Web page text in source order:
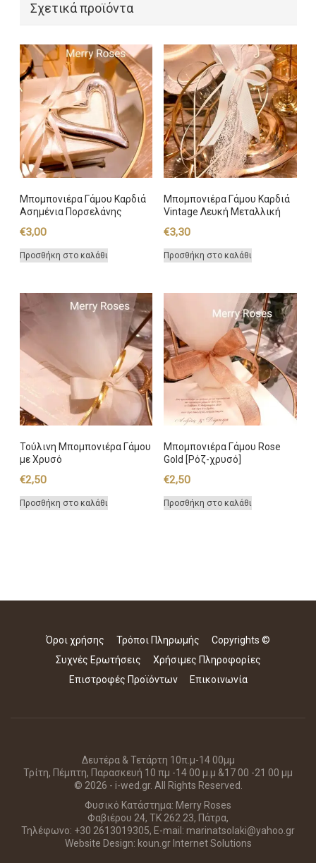
Σχετικά προϊόντα
Μπομπονιέρα Γάμου Καρδιά
Ασημένια Πορσελάνης
€3,00
Προσθήκη στο καλάθι
Μπομπονιέρα Γάμου Καρδιά
Vintage Λευκή Μεταλλική
€3,30
Προσθήκη στο καλάθι
Τούλινη Μπομπονιέρα Γάμου
με Χρυσό
€2,50
Προσθήκη στο καλάθι
Μπομπονιέρα Γάμου Rose
Gold [Ρόζ-χρυσό]
€2,50
Προσθήκη στο καλάθι
Όροι χρήσης Τρόποι Πληρωμής
Copyrights ©
Συχνές Ερωτήσεις
Χρήσιμες Πληροφορίες
Επιστροφές Προϊόντων
Επικοινωνία
Δευτέρα & Τετάρτη 10π.μ-14 00μμ
Τρίτη, Πέμπτη, Παρασκευή 10 πμ -14 00 μ.μ &17 00 -21 00 μμ
© 2026 - i-wed.gr. All Rights Reserved.
Φυσικό Κατάστημα: Merry Roses
Φαβιέρου 24, ΤΚ 262 23, Πάτρα,
Τηλέφωνο: +30 2613019305, E-mail: marinatsolaki@yahoo.gr
Website Design: koun.gr Internet Solutions